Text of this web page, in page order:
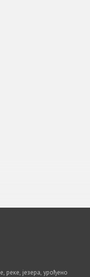
реке, језера, урођено